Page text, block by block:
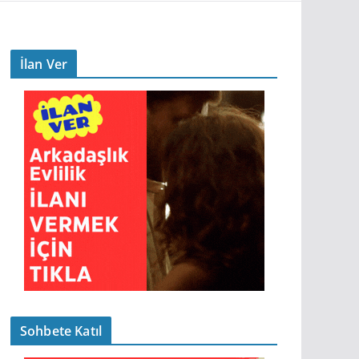
İlan Ver
Sohbete Katıl